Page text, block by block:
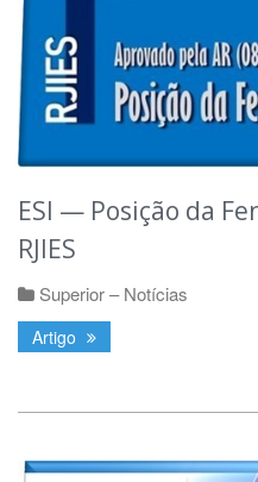
ESI — Posição da
RJIES
Superior – Notícias
Artigo